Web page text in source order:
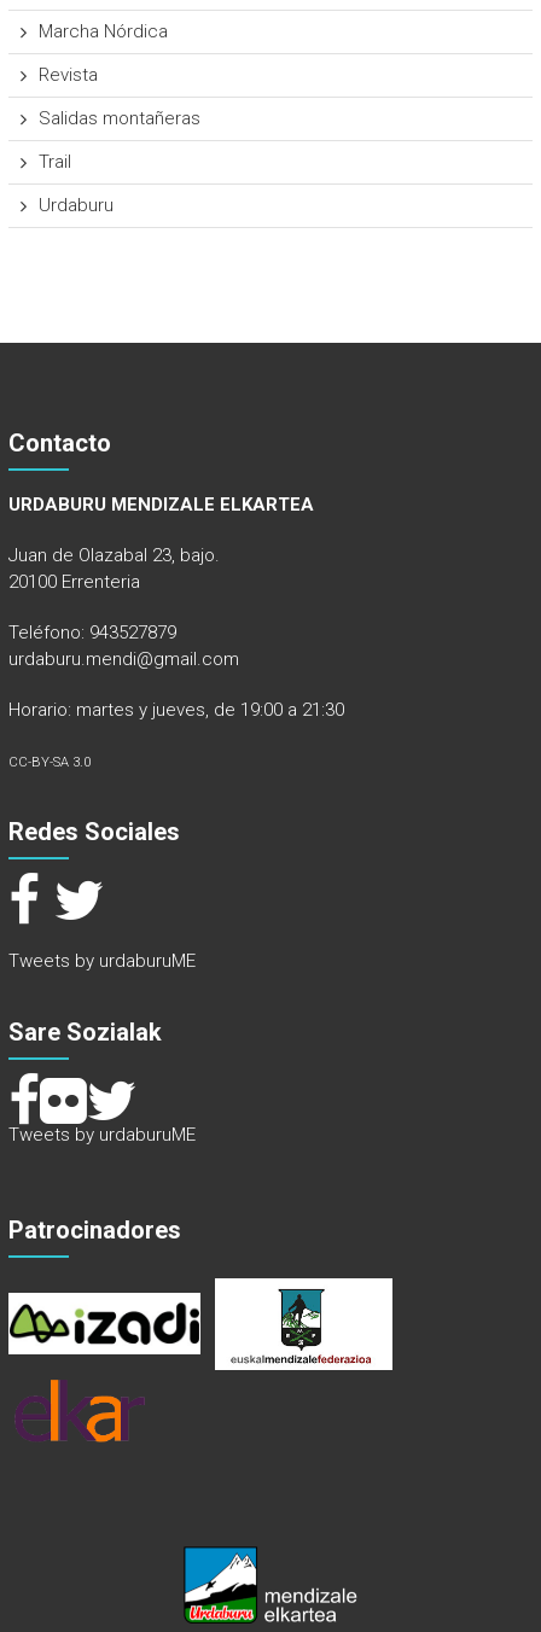
Marcha Nórdica
Revista
Salidas montañeras
Trail
Urdaburu
Contacto
URDABURU MENDIZALE ELKARTEA
Juan de Olazabal 23, bajo.
20100 Errenteria
Teléfono: 943527879
urdaburu.mendi@gmail.com
Horario: martes y jueves, de 19:00 a 21:30
CC-BY-SA 3.0
Redes Sociales
Tweets by urdaburuME
Sare Sozialak
Tweets by urdaburuME
Patrocinadores